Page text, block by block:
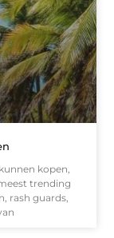
kopen,
trending
rash guards,